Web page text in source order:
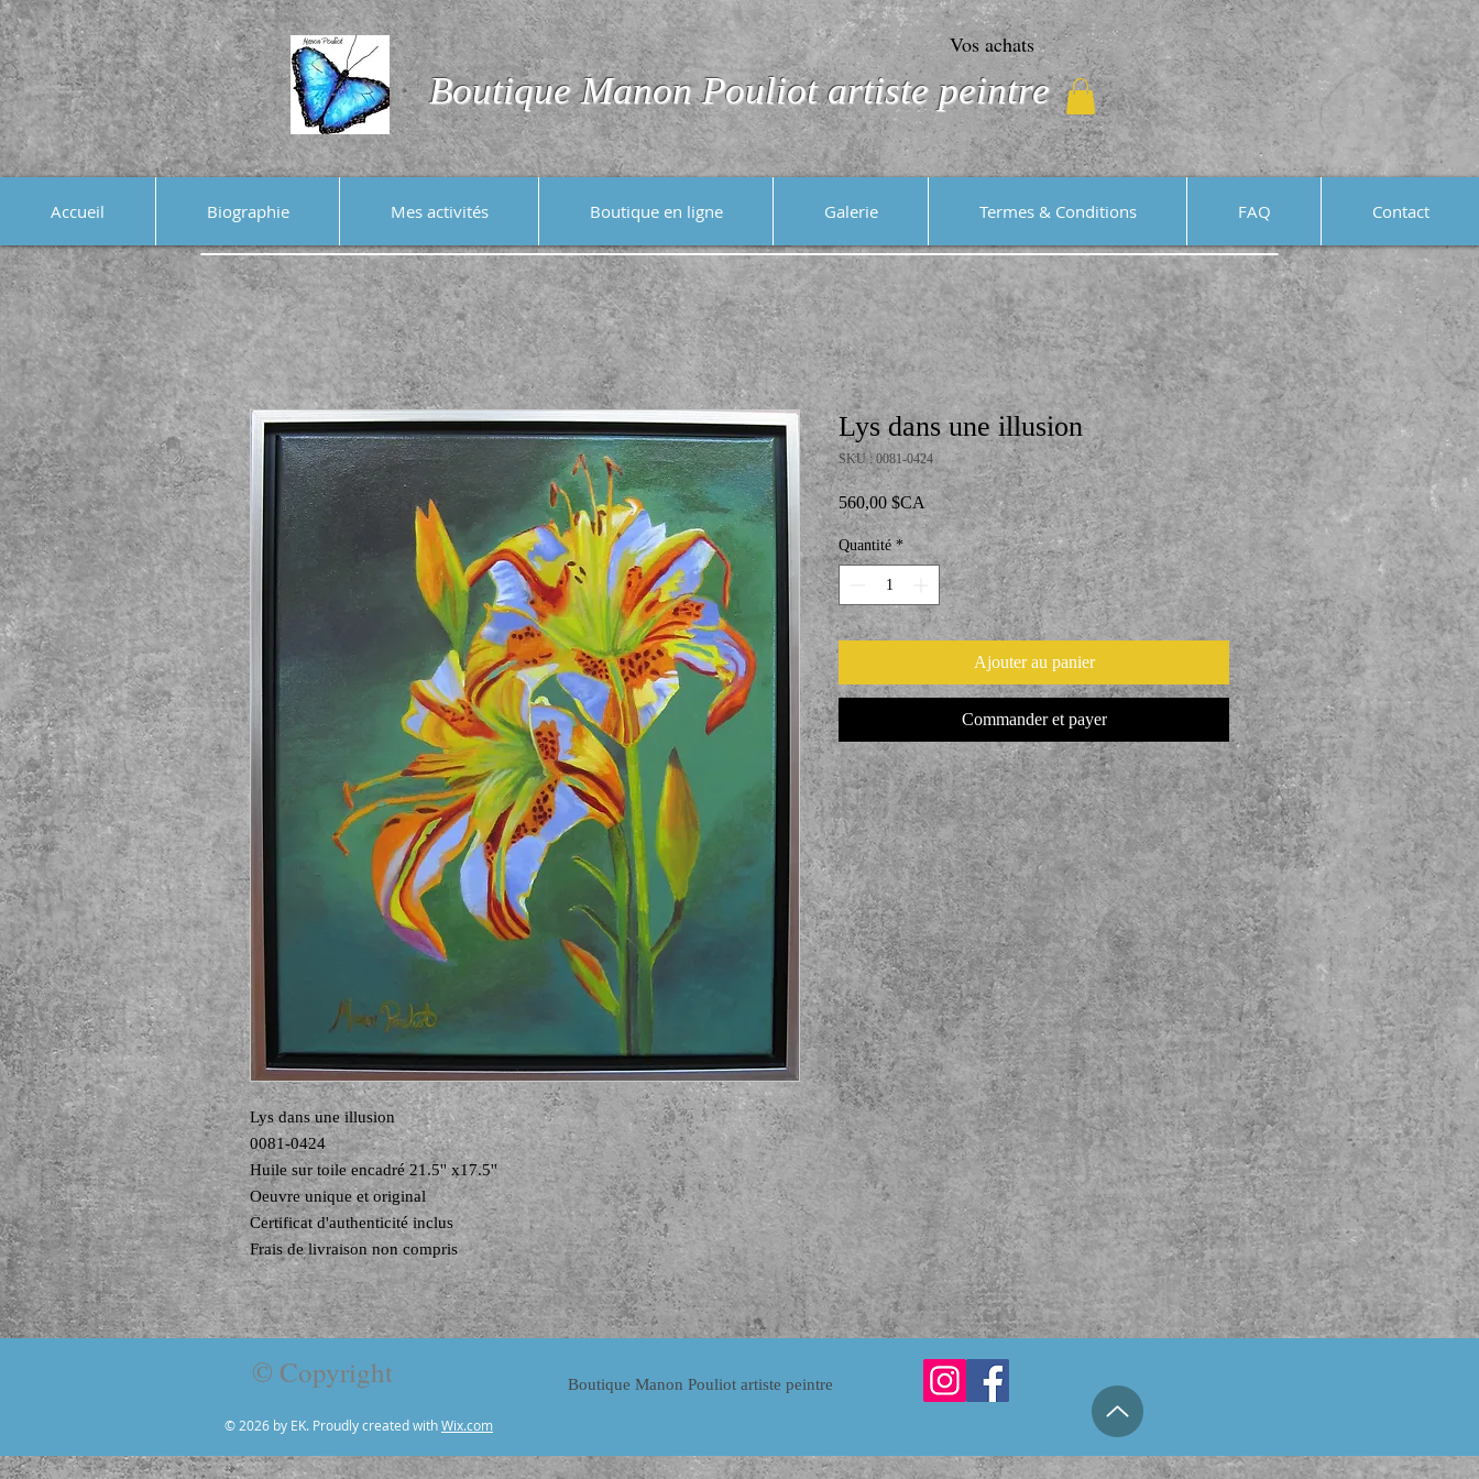
Vos achats
Boutique Manon Pouliot artiste peintre
Accueil Biographie Mes activités Boutique en ligne Galerie Termes & Conditions FAQ Contact
Lys dans une illusion
0081-0424
Huile sur toile encadré 21.5'' x17.5''
Oeuvre unique et original
Certificat d'authenticité inclus
Frais de livraison non compris
Lys dans une illusion
SKU : 0081-0424
560,00 $CAPrix
Quantité *
Ajouter au panier
Commander et payer
© Copyright
© 2026 by EK. Proudly created withWix.com
Boutique Manon Pouliot artiste peintre